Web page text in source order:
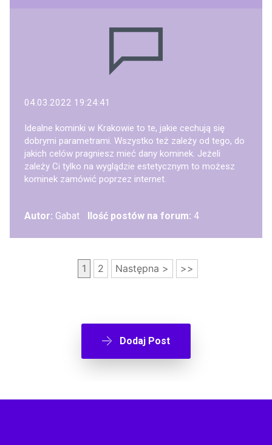
04.03.2022 19:24:41
Idealne kominki w Krakowie to te, jakie cechują się
dobrymi parametrami. Wszystko też zależy od tego, do
jakich celów pragniesz mieć dany kominek. Jeżeli
zależy Ci tylko na wyglądzie estetycznym to możesz
kominek zamówić poprzez internet.
Autor: Gabat Ilość postów na forum: 4
1 2 Następna > >>
Dodaj Post